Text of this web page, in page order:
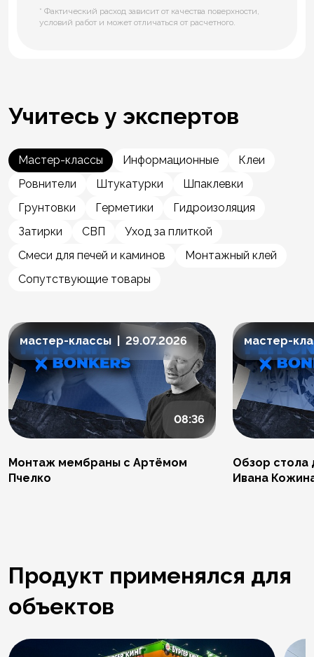
* Фактический расход зависит от качества поверхности,
условий работ и может отличаться от расчетного.
Учитесь у экспертов
Мастер-классы Информационные
Клеи
Ровнители
Штукатурки
Шпаклевки
Грунтовки
Герметики
Гидроизоляция
Затирки
СВП
Уход за плиткой
Смеси для печей и каминов
Монтажный клей
Сопутствующие товары
мастер-классы | 29.07.2026
08:36
Монтаж мембраны с Артёмом
Пчелко
мастер-
Обзор стола
Ивана
Продукт применялся для
объектов